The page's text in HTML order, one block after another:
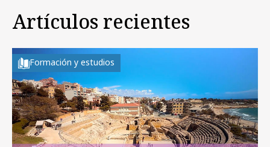
Artículos recientes
Formación y estudios